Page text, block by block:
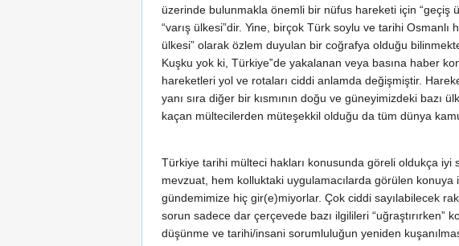
üzerinde bulunmakla önemli bir nüfus hareketi için “geçiş
“varış ülkesi”dir. Yine, birçok Türk soylu ve tarihi
ülkesi” olarak özlem duyulan bir coğrafya olduğu
Kuşku yok ki, Türkiye‟de yakalanan veya basına haber
hareketleri yol ve rotaları ciddi anlamda değişmiştir.
yanı sıra diğer bir kısmının doğu ve güneyimizdeki
kaçan mültecilerden müteşekkil olduğu da tüm dünya
Türkiye tarihi mülteci hakları konusunda göreli oldukça
mevzuat, hem kolluktaki uygulamacılarda görülen
gündemimize hiç gir(e)miyorlar. Çok ciddi sayılabilecek
sorun sadece dar çerçevede bazı ilgilileri
düşünme ve tarihi/insani sorumluluğun yeniden